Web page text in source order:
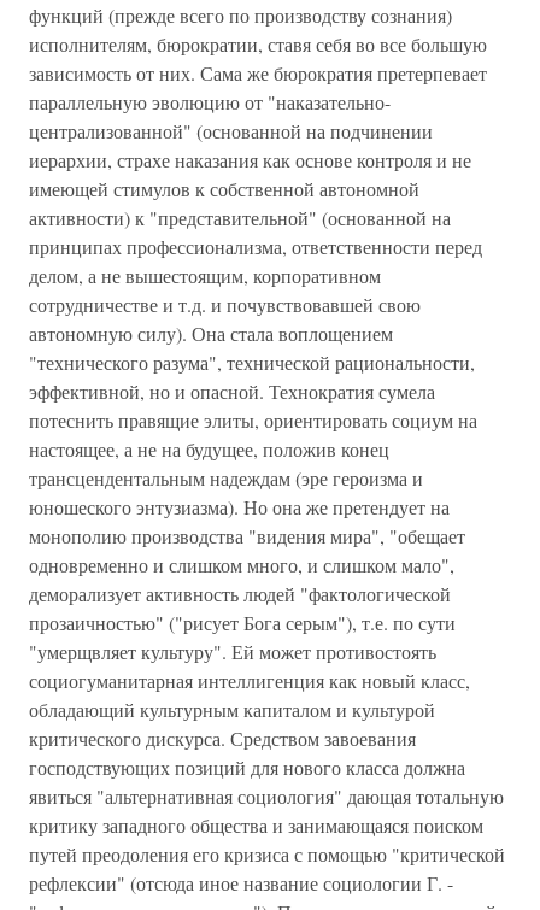
функций (прежде всего по производству сознания)
исполнителям, бюрократии, ставя себя во все большую
зависимость от них. Сама же бюрократия претерпевает
параллельную эволюцию от "наказательно-
централизованной" (основанной на подчинении
иерархии, страхе наказания как основе контроля и не
имеющей стимулов к собственной автономной
активности) к "представительной" (основанной на
принципах профессионализма, ответственности перед
делом, а не вышестоящим, корпоративном
сотрудничестве и т.д. и почувствовавшей свою
автономную силу). Она стала воплощением
"технического разума", технической рациональности,
эффективной, но и опасной. Технократия сумела
потеснить правящие элиты, ориентировать социум на
настоящее, а не на будущее, положив конец
трансцендентальным надеждам (эре героизма и
юношеского энтузиазма). Но она же претендует на
монополию производства "видения мира", "обещает
одновременно и слишком много, и слишком мало",
деморализует активность людей "фактологической
прозаичностью" ("рисует Бога серым"), т.е. по сути
"умерщвляет культуру". Ей может противостоять
социогуманитарная интеллигенция как новый класс,
обладающий культурным капиталом и культурой
критического дискурса. Средством завоевания
господствующих позиций для нового класса должна
явиться "альтернативная социология" дающая тотальную
критику западного общества и занимающаяся поиском
путей преодоления его кризиса с помощью "критической
рефлексии" (отсюда иное название социологии Г. -